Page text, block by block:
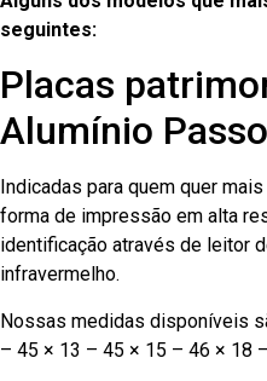
seguintes:
Placas
Alumínio
Indicadas para quem quer
forma de impressão em alta
identificação através de leitor
infravermelho.
Nossas medidas disponíveis
– 45 × 13 – 45 × 15 – 46 × 18